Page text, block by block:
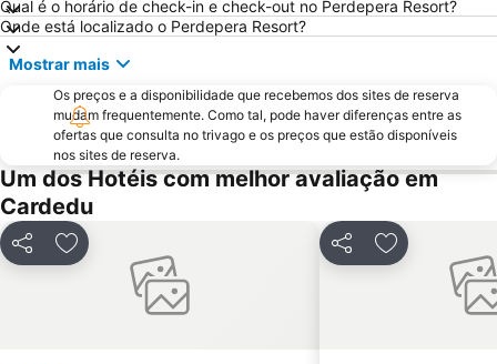
Qual é o horário de check-in e check-out no Perdepera Resort?
Onde está localizado o Perdepera Resort?
Mostrar mais
Os preços e a disponibilidade que recebemos dos sites de reserva
mudam frequentemente. Como tal, pode haver diferenças entre as
ofertas que consulta no trivago e os preços que estão disponíveis
nos sites de reserva.
Um dos Hotéis com melhor avaliação em
Cardedu
PartilharAdicionar aos favoritos PartilharAdicionar